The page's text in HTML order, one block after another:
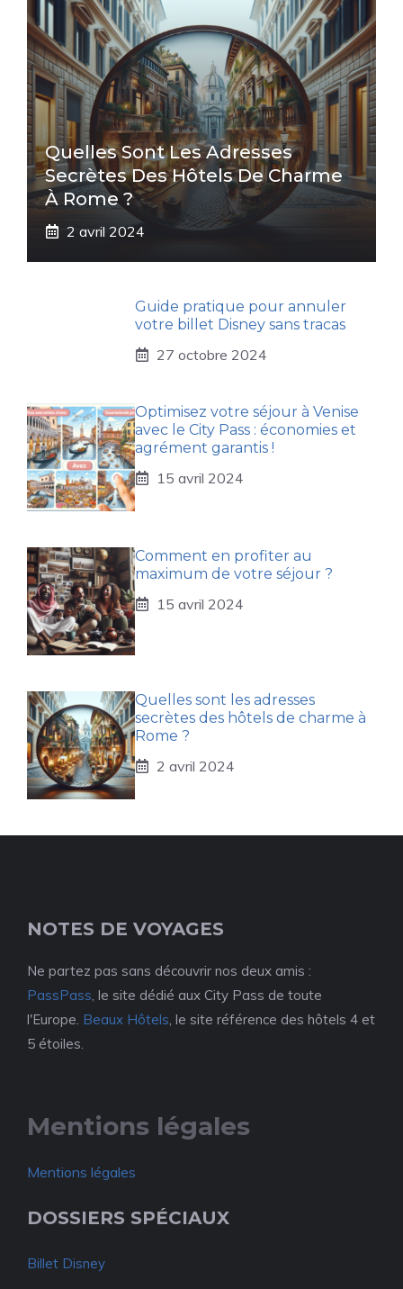
Quelles Sont Les Adresses
Secrètes Des Hôtels De Charme
À Rome ?
2 avril 2024
Guide pratique pour annuler
votre billet Disney sans tracas
27 octobre 2024
Optimisez votre séjour à Venise
avec le City Pass : économies et
agrément garantis !
15 avril 2024
Comment en profiter au
maximum de votre séjour ?
15 avril 2024
Quelles sont les adresses
secrètes des hôtels de charme à
Rome ?
2 avril 2024
NOTES DE VOYAGES
Ne partez pas sans découvrir nos deux amis :
PassPass , le site dédié aux City Pass de toute
l'Europe. Beaux Hôtels , le site référence des hôtels 4 et
5 étoiles.
Mentions légales
Mentions légales
DOSSIERS SPÉCIAUX
Billet Disney